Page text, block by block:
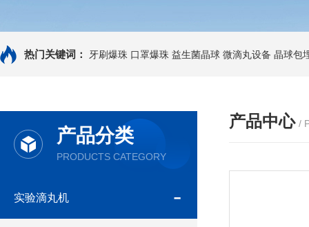
热门关键词： 牙刷爆珠 口罩爆珠 益生菌晶球 微滴丸设备 晶球包
产品分类
PRODUCTS CATEGORY
实验滴丸机
产品中心 /